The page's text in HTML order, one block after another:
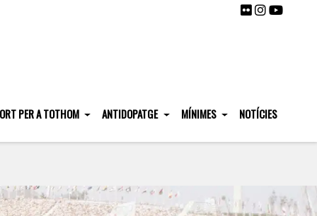
PER A TOTHOM ANTIDOPATGE MÍNIMES NOTÍCIES